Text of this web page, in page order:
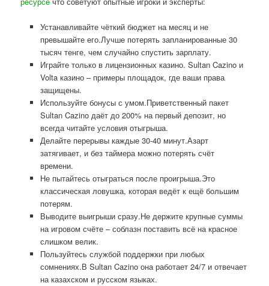
Устанавливайте чёткий бюджет на месяц и не
превышайте его.Лучше потерять запланированные 30
тысяч тенге, чем случайно спустить зарплату.
Играйте только в лицензионных казино. Sultan Cazino и
Volta казино – примеры площадок, где ваши права
защищены.
Используйте бонусы с умом.Приветственный пакет
Sultan Cazino даёт до 200% на первый депозит, но
всегда читайте условия отыгрыша.
Делайте перерывы каждые 30-40 минут.Азарт
затягивает, и без таймера можно потерять счёт
времени.
Не пытайтесь отыграться после проигрыша.Это
классическая ловушка, которая ведёт к ещё большим
потерям.
Выводите выигрыши сразу.Не держите крупные суммы
на игровом счёте – соблазн поставить всё на красное
слишком велик.
Пользуйтесь службой поддержки при любых
сомнениях.В Sultan Cazino она работает 24/7 и отвечает
на казахском и русском языках.